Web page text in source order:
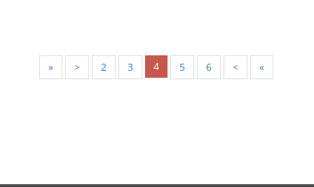
« < 2 3 4 5 6 > »